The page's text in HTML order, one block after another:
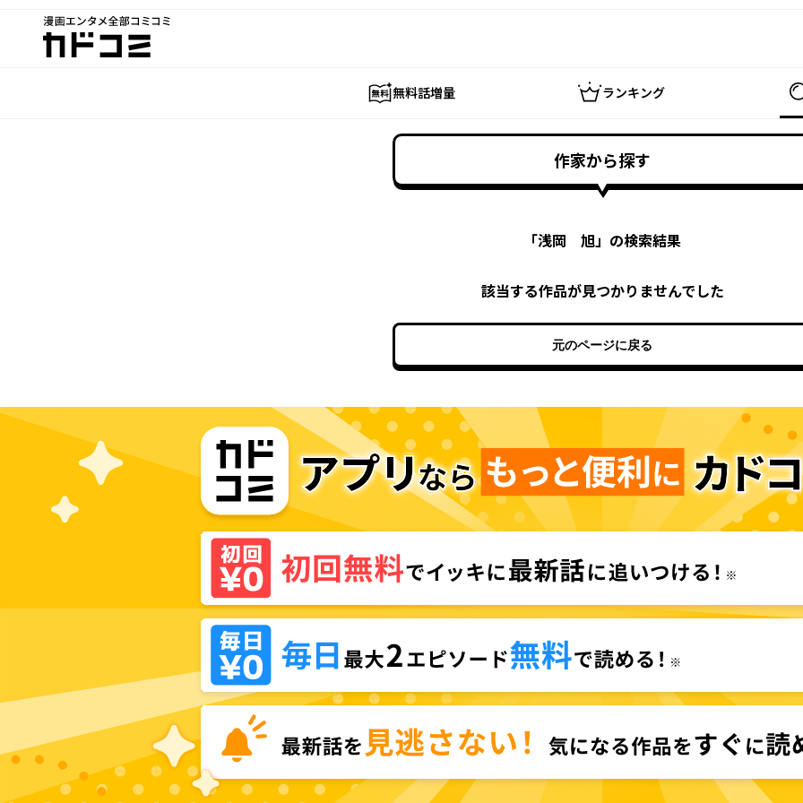
漫画エンタメ全部コミコミ
カドコミ
無料話増量 ランキング
作家から探す
「浅岡 旭」の検索結果
該当する作品が見つかりませんでした
元のページに戻る